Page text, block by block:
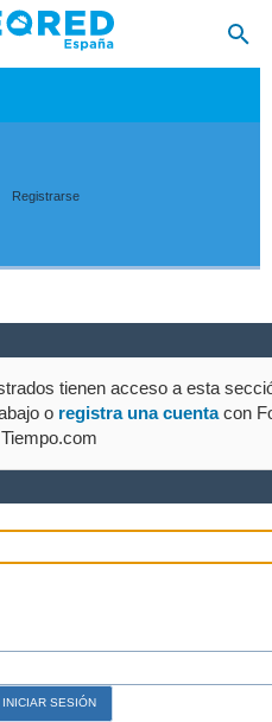
Registrarse
tienen acceso a esta
o registra una cuentacon
Tiempo.com